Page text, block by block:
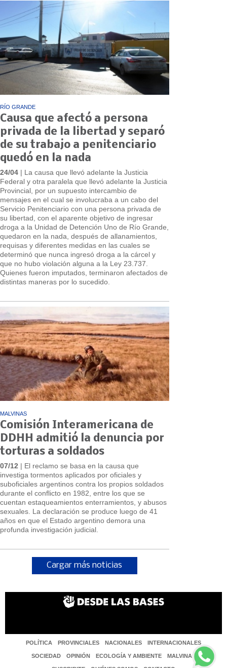
RÍO GRANDE
Causa que afectó a persona
privada de la libertad y separó
de su trabajo a penitenciario
quedó en la nada
24/04 | La causa que llevó adelante la Justicia
Federal y otra paralela que llevó adelante la Justicia
Provincial, por un supuesto intercambio de
mensajes en el cual se involucraba a un cabo del
Servicio Penitenciario con una persona privada de
su libertad, con el aparente objetivo de ingresar
droga a la Unidad de Detención Uno de Río Grande,
quedaron en la nada, después de allanamientos,
requisas y diferentes medidas en las cuales se
determinó que nunca ingresó droga a la cárcel y
que no hubo violación alguna a la Ley 23.737.
Quienes fueron imputados, terminaron afectados de
distintas maneras por lo sucedido.
MALVINAS
Comisión Interamericana de
DDHH admitió la denuncia por
torturas a soldados
07/12 | El reclamo se basa en la causa que
investiga tormentos aplicados por oficiales y
suboficiales argentinos contra los propios soldados
durante el conflicto en 1982, entre los que se
cuentan estaqueamientos enterramientos, y abusos
sexuales. La declaración se produce luego de 41
años en que el Estado argentino demora una
profunda investigación judicial.
Cargar más noticias
POLÍTICA PROVINCIALES NACIONALES INTERNACIONALES
SOCIEDAD OPINIÓN ECOLOGÍA Y AMBIENTE MALVINAS